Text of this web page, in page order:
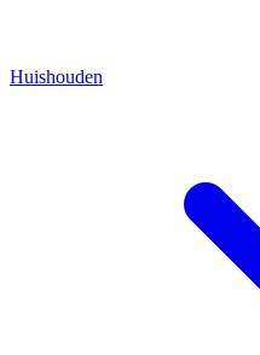
Huishouden